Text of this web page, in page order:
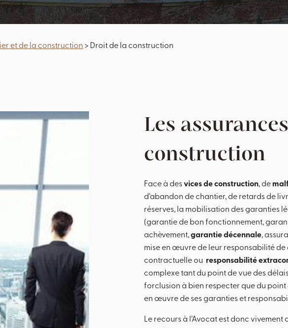
et de la construction > Droit de la construction
Les assurances
construction
Face à desvices de construction, de
d’abandon de chantier, de retards de
réserves, la mobilisation des garanties
(garantie de bon fonctionnement,
achèvement,garantie décennale,
mise en œuvre de leur responsabilité
contractuelle ou responsabilité
complexe tant du point de vue des
forclusion à bien respecter que du point
en œuvre de ses garanties et
Le recours à l’Avocat est donc